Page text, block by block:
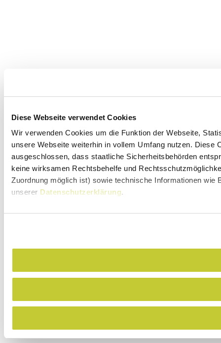
Diese Webseite verwendet Cookies
Wir verwenden Cookies um die Funktion der Webseite,
unsere Webseite weiterhin in vollem Umfang nutzen.
ausgeschlossen, dass staatliche Sicherheitsbehörden
keine wirksamen Rechtsbehelfe und
Zuordnung möglich ist) sowie technische Informationen wie
unserer Datenschutzerklärung.